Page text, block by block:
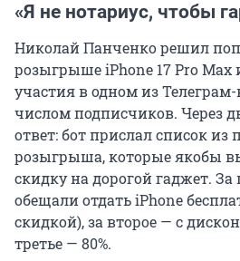
«Я не нотариус, чтобы
Николай Панченко решил
розыгрыше iPhone 17 Pro
участия в одном из
числом подписчиков. Через
ответ: бот прислал список из
розыгрыша, которые якобы
скидку на дорогой гаджет. За
обещали отдать iPhone
скидкой), за второе — с
третье — 80%.